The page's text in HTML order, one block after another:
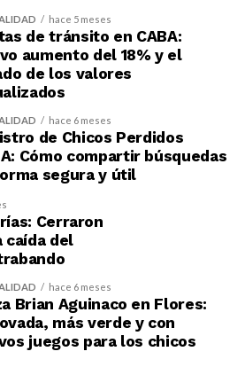
hace 5 meses
de tránsito en CABA:
aumento del 18% y el
de los valores
hace 6 meses
de Chicos Perdidos
Cómo compartir búsquedas
segura y útil
Cerraron
caída del
hace 6 meses
Brian Aguinaco en Flores:
más verde y con
juegos para los chicos